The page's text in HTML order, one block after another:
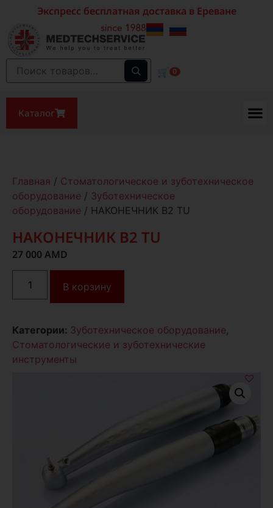
Экспресс бесплатная доставка в Ереване
🛒 0
Каталог
Главная / Стоматологическое и зуботехническое
оборудование / Зуботехническое
оборудование / НАКОНЕЧНИК B2 TU
НАКОНЕЧНИК B2 TU
27 000 AMD
В корзину
Категории: Зуботехническое оборудование,
Стоматологические и зуботехнические
инструменты